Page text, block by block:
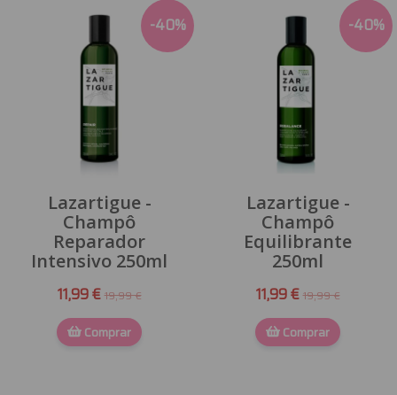
-40%
Lazartigue -
Champô
Reparador
Intensivo 250ml
11,99 €19,99 €
Comprar
-40%
Lazartigue -
Champô
Equilibrante
250ml
11,99 €19,99 €
Comprar